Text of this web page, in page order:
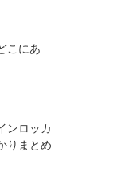
こにあ
ンロッカ
りまとめ